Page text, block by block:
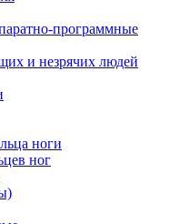
программные
и незрячих людей
ноги
ног